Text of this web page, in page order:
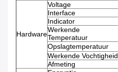
Hardware
Voltage
Interface
Indicator
Werkende
Temperatuur
Opslagtemperatuur
Werkende Vochtigheid
Afmeting